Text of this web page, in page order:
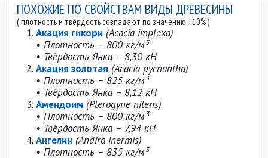
ПОХОЖИЕ ПО СВОЙСТВАМ ВИДЫ ДРЕВЕСИНЫ
( плотность и твёрдость совпадают по значению ±10% )
Акация гикори (Acacia implexa)
• Плотность – 800 кг/м³
• Твёрдость Янка – 8,30 кН
Акация золотая (Acacia pycnantha)
• Плотность – 825 кг/м³
• Твёрдость Янка – 8,12 кН
Амендоим (Pterogyne nitens)
• Плотность – 800 кг/м³
• Твёрдость Янка – 7,94 кН
Ангелин (Andira inermis)
• Плотность – 835 кг/м³